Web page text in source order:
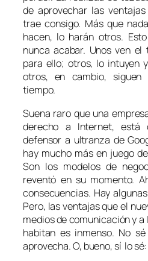
de aprovechar las
trae consigo. Más que
hacen, lo harán otros.
nunca acabar. Unos ven
para ello; otros, lo intuyen
otros, en cambio, siguen
tiempo.
Suena raro que una
derecho a Internet,
defensor a ultranza de
hay mucho más en juego
Son los modelos de
reventó en su momento.
consecuencias. Hay
Pero, las ventajas que el
medios de comunicación y
habitan es inmenso. No
aprovecha. O, bueno, sí lo